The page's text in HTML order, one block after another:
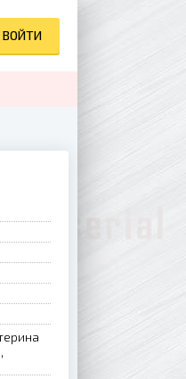
ВОЙТИ